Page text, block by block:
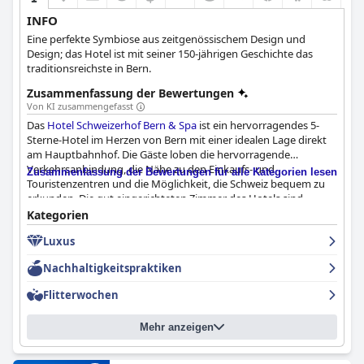
INFO
Eine perfekte Symbiose aus zeitgenössischem Design und
Design; das Hotel ist mit seiner 150-jährigen Geschichte das
traditionsreichste in Bern.
Zusammenfassung der Bewertungen
Von KI zusammengefasst
Das Hotel Schweizerhof Bern & Spa ist ein hervorragendes 5-
Sterne-Hotel im Herzen von Bern mit einer idealen Lage direkt
am Hauptbahnhof. Die Gäste loben die hervorragende
Verkehrsanbindung, die Nähe zu den Einkaufs- und
Touristenzentren und die Möglichkeit, die Schweiz bequem zu
erkunden. Die gut eingerichteten Zimmer des Hotels sind
sauber und komfortabel und das professionelle Personal bietet
einen hochwertigen Service. Das Frühstück mit regionalen und
hausgemachten Produkten ist exzellent, und das Café und das
Restaurant servieren hervorragende Speisen. Die Zimmer sind
atemberaubend, luxuriös und wunderschön eingerichtet, mit
fantastischen Betten und tadellosen Badezimmern. Das Hotel
rühmt sich einer ausgezeichneten Sauberkeit und der
Aufmerksamkeit des Personals mit einem hervorragenden
Housekeeping und geräumigen und komfortablen Zimmern.
Das Personal ist zuvorkommend, professionell und freundlich,
wobei das Rezeptionsteam für seine Hilfsbereitschaft und
Zusammenfassung der Bewertungen für alle Kategorien lesen
Kategorien
Luxus
Nachhaltigkeitspraktiken
Flitterwochen
Mehr anzeigen